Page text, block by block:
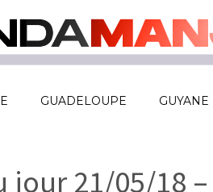
GUADELOUPE GUYANE
jour 21/05/18